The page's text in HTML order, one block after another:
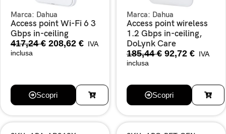
Marca: Dahua
Access point Wi-Fi 6 3
Gbps in-ceiling
417,24€ 208,62 € IVA
inclusa
Scopri
Marca: Dahua
Access point wireless
1.2 Gbps in-ceiling,
DoLynk Care
185,44€ 92,72 € IVA
inclusa
Scopri